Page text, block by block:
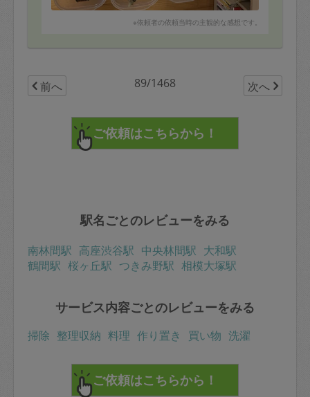
※依頼者の依頼当時の主観的な感想です。
前へ 89/1468 次へ
駅名ごとのレビューをみる
南林間駅 高座渋谷駅 中央林間駅 大和駅
鶴間駅 桜ヶ丘駅 つきみ野駅 相模大塚駅
サービス内容ごとのレビューをみる
掃除 整理収納 料理 作り置き 買い物 洗濯